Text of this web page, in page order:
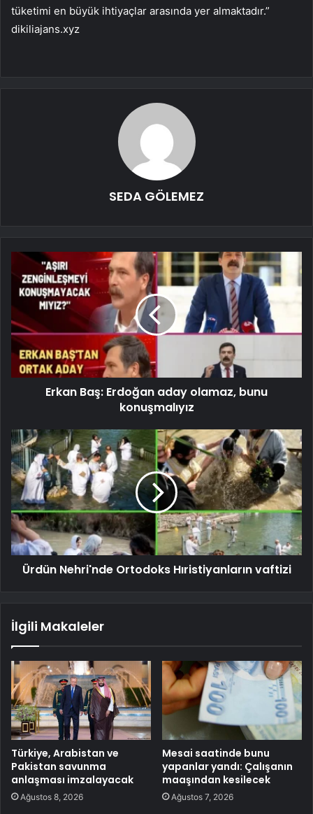
tüketimi en büyük ihtiyaçlar arasında yer almaktadır.”
dikiliajans.xyz
SEDA GÖLEMEZ
Erkan Baş: Erdoğan aday olamaz, bunu
konuşmalıyız
Ürdün Nehri'nde Ortodoks Hıristiyanların vaftizi
İlgili Makaleler
Türkiye, Arabistan ve
Pakistan savunma
anlaşması imzalayacak
Ağustos 8, 2026
Mesai saatinde bunu
yapanlar yandı: Çalışanın
maaşından kesilecek
Ağustos 7, 2026